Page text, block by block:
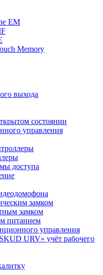
EM
Memory
выхода
состоянии
управления
доступа
замком
замком
питанием
управления
URV» учёт рабочего